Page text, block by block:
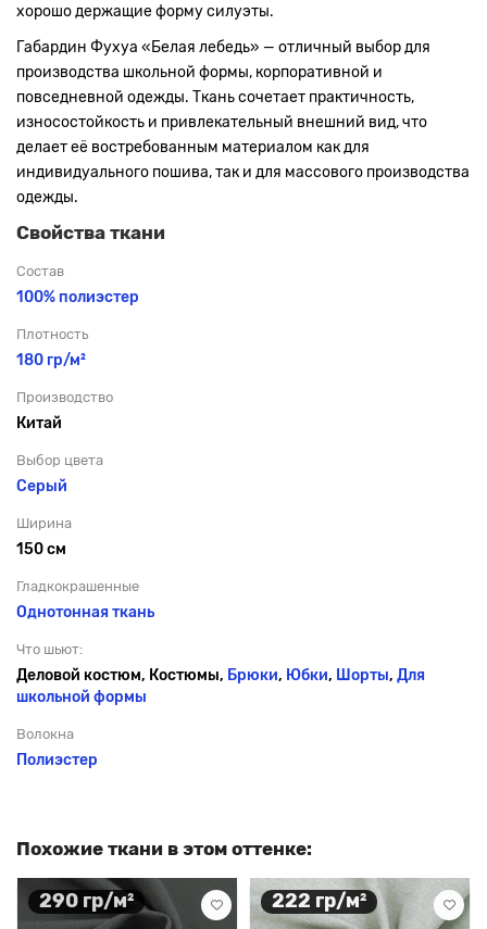
хорошо держащие форму силуэты.
Габардин Фухуа «Белая лебедь» — отличный выбор для
производства школьной формы, корпоративной и
повседневной одежды. Ткань сочетает практичность,
износостойкость и привлекательный внешний вид, что
делает её востребованным материалом как для
индивидуального пошива, так и для массового производства
одежды.
Свойства ткани
Состав
100% полиэстер
Плотность
180 гр/м²
Производство
Китай
Выбор цвета
Серый
Ширина
150 см
Гладкокрашенные
Однотонная ткань
Что шьют:
Деловой костюм, Костюмы, Брюки, Юбки, Шорты, Для
школьной формы
Волокна
Полиэстер
Похожие ткани в этом оттенке:
290 гр/м² 222 гр/м²